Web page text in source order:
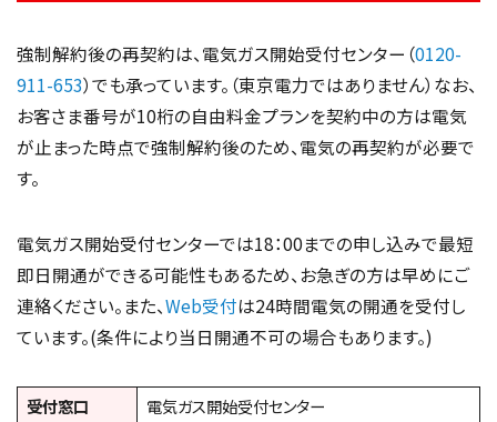
強制解約後の再契約は、電気ガス開始受付センター（0120-
911-653）でも承っています。（東京電力ではありません）なお、
お客さま番号が10桁の自由料金プランを契約中の方は電気
が止まった時点で強制解約後のため、電気の再契約が必要で
す。
電気ガス開始受付センターでは18：00までの申し込みで最短
即日開通ができる可能性もあるため、お急ぎの方は早めにご
連絡ください。また、Web受付は24時間電気の開通を受付し
ています。(条件により当日開通不可の場合もあります。)
受付窓口
電気ガス開始受付センター